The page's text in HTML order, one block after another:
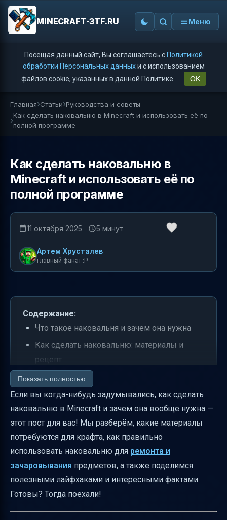
MINECRAFT-3TF.RU Меню
Посещая данный сайт, Вы соглашаетесь с Политикой
обработки Персональных данныхи с использованием
файлов cookie, указанных в данной Политике.
OK
Главная Статьи Руководства и советы
Как сделать наковальню в Minecraft и использовать её по
полной программе
Как сделать наковальню в
Minecraft и использовать её по
полной программе
11 октября 2025 5 минут
Артем Хрусталев
главный фанат :P
Содержание:
Что такое наковальня и зачем она нужна
Как сделать наковальню: материалы и
рецепт
Где найти наковальню в мире Minecraft
Как добыть наковальню
Время разрушения наковальни
Использование наковальни: ремонт,
зачарование, переименование
использования
Состояния наковальни и её прочность
Наковальня как оружие и ловушка
Показать полностью
Если вы когда-нибудь задумывались, как сделать
наковальню в Minecraft и зачем она вообще нужна —
этот пост для вас! Мы разберём, какие материалы
потребуются для крафта, как правильно
использовать наковальню для ремонта и
зачаровывания предметов, а также поделимся
полезными лайфхаками и интересными фактами.
Готовы? Тогда поехали!